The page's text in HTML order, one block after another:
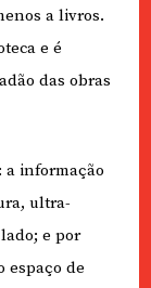
a livros.
e é
das obras
a informação
ultra-
e por
espaço de